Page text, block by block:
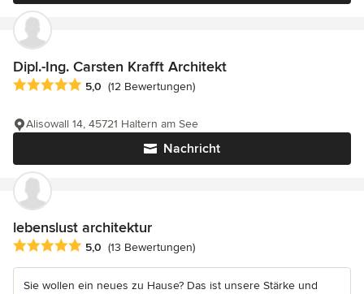
Dipl.-Ing. Carsten Krafft Architekt
Durchschnittliche Bewertung: 5 von 5 Sternen
5,0 (12 Bewertungen)
Nachricht
Alisowall 14, 45721 Haltern am See
lebenslust architektur
Durchschnittliche Bewertung: 5 von 5 Sternen
5,0 (13 Bewertungen)
Sie wollen ein neues zu Hause? Das ist unsere Stärke und